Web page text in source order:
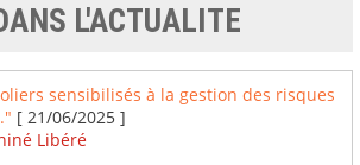
L'ACTUALITE
sensibilisés à la gestion des risques
[ 21/06/2025 ]
Libéré